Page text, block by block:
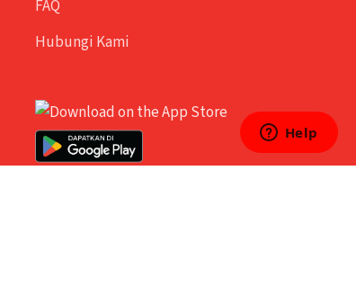
FAQ
Hubungi Kami